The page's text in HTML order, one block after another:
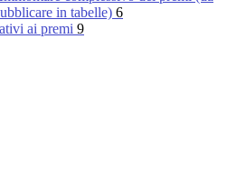
in tabelle) 6
ai premi 9